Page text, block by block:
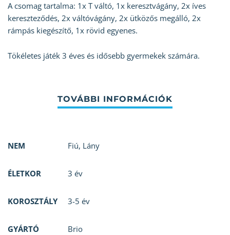
A csomag tartalma: 1x T váltó, 1x keresztvágány, 2x íves
kereszteződés, 2x váltóvágány, 2x ütközős megálló, 2x
rámpás kiegészítő, 1x rövid egyenes.
Tökéletes játék 3 éves és idősebb gyermekek számára.
NEM Fiú, Lány
ÉLETKOR 3 év
KOROSZTÁLY 3-5 év
GYÁRTÓ Brio